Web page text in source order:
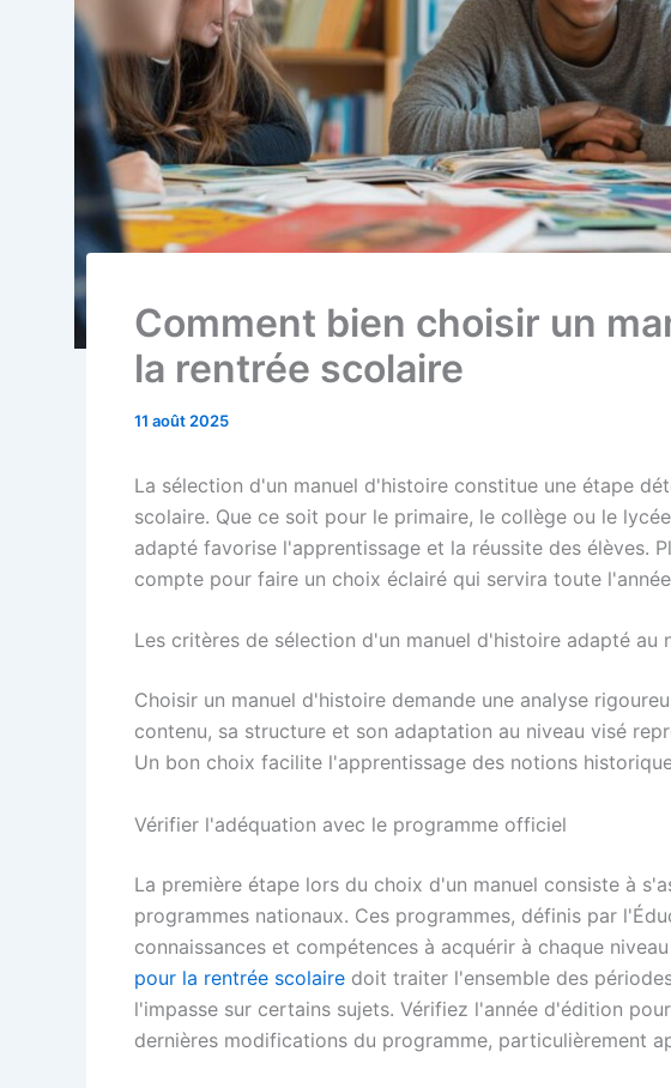
Comment bien choisir un
la rentrée scolaire
11 août 2025
La sélection d'un manuel d'histoire constitue une étape
scolaire. Que ce soit pour le primaire, le collège ou le
adapté favorise l'apprentissage et la réussite des élèves.
compte pour faire un choix éclairé qui servira toute
Les critères de sélection d'un manuel d'histoire adapté au
Choisir un manuel d'histoire demande une analyse
contenu, sa structure et son adaptation au niveau visé
Un bon choix facilite l'apprentissage des notions
Vérifier l'adéquation avec le programme officiel
La première étape lors du choix d'un manuel consiste à
programmes nationaux. Ces programmes, définis par
connaissances et compétences à acquérir à chaque
pour la rentrée scolaire doit traiter l'ensemble des
l'impasse sur certains sujets. Vérifiez l'année d'édition
dernières modifications du programme, particulièrement